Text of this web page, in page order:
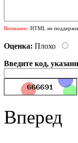
Внимание: HTML не
Оценка: Плохо
Введите код,
Вперед